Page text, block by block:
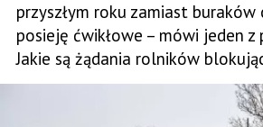
przyszłym roku zamiast buraków
posieję ćwikłowe – mówi jeden
Jakie są żądania rolników